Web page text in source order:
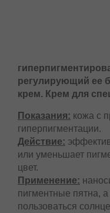
регулирующий ее
крем. Крем для
Показания: кожа с
гиперпигментации.
Действие:
или уменьшает
цвет.
Применение:
пигментные пятна,
пользоваться